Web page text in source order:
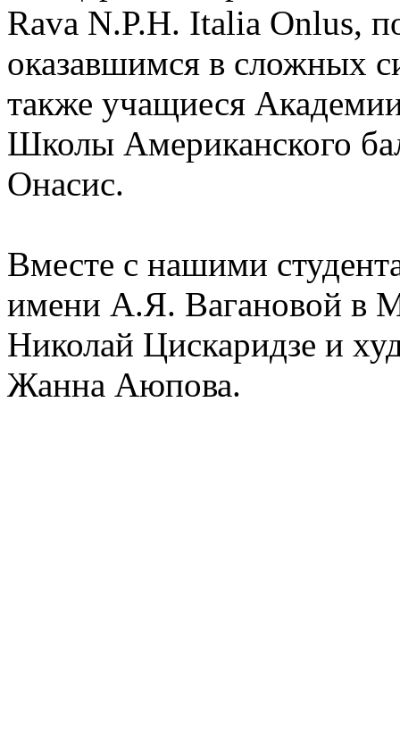
Rava N.P.H. Italia Onlus,
оказавшимся в сложных
также учащиеся
Школы Американского
Онасис.
Вместе с нашими
имени А.Я. Вагановой в
Николай Цискаридзе и
Жанна Аюпова.